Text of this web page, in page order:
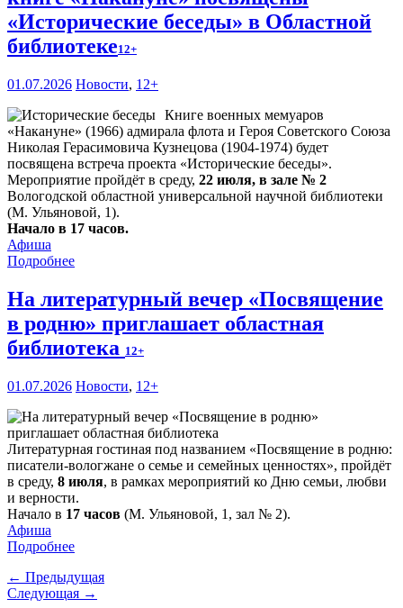
«Исторические беседы» в Областной
библиотеке12+
01.07.2026 Новости, 12+
Книге военных мемуаров
«Накануне» (1966) адмирала флота и Героя Советского Союза
Николая Герасимовича Кузнецова (1904-1974) будет
посвящена встреча проекта «Исторические беседы».
Мероприятие пройдёт в среду, 22 июля, в зале № 2
Вологодской областной универсальной научной библиотеки
(М. Ульяновой, 1).
Начало в 17 часов.
Афиша
Подробнее
На литературный вечер «Посвящение
в родню» приглашает областная
библиотека 12+
01.07.2026 Новости, 12+
Литературная гостиная под названием «Посвящение в родню:
писатели-вологжане о семье и семейных ценностях», пройдёт
в среду, 8 июля, в рамках мероприятий ко Дню семьи, любви
и верности.
Начало в 17 часов (М. Ульяновой, 1, зал № 2).
Афиша
Подробнее
← Предыдущая
Следующая →